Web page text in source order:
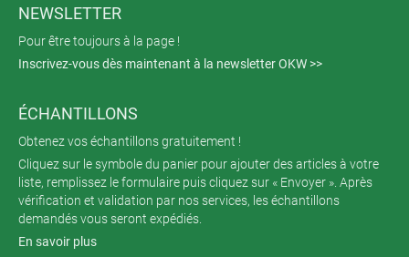
NEWSLETTER
Pour être toujours à la page !
Inscrivez-vous dès maintenant à la newsletter OKW >>
ÉCHANTILLONS
Obtenez vos échantillons gratuitement !
Cliquez sur le symbole du panier pour ajouter des articles à votre
liste, remplissez le formulaire puis cliquez sur « Envoyer ». Après
vérification et validation par nos services, les échantillons
demandés vous seront expédiés.
En savoir plus